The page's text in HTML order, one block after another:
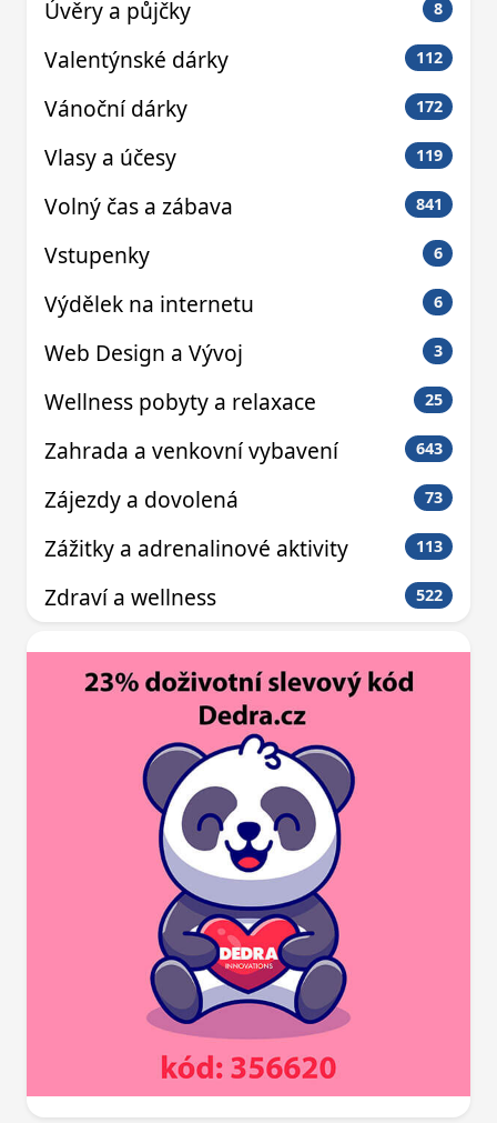
Úvěry a půjčky 8
Valentýnské dárky 112
Vánoční dárky 172
Vlasy a účesy 119
Volný čas a zábava 841
Vstupenky 6
Výdělek na internetu 6
Web Design a Vývoj 3
Wellness pobyty a relaxace 25
Zahrada a venkovní vybavení 643
Zájezdy a dovolená 73
Zážitky a adrenalinové aktivity 113
Zdraví a wellness 522